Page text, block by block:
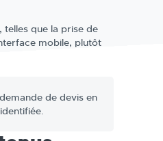
telles que la prise de
mobile, plutôt
de devis en